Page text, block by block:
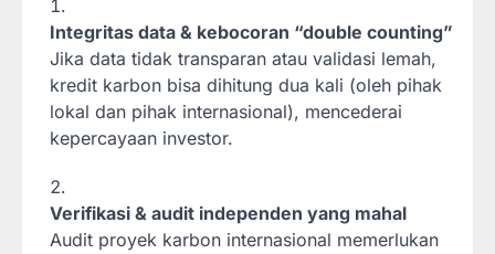
Integritas data & kebocoran “double counting”
Jika data tidak transparan atau validasi lemah,
kredit karbon bisa dihitung dua kali (oleh pihak
lokal dan pihak internasional), mencederai
kepercayaan investor.
Verifikasi & audit independen yang mahal
Audit proyek karbon internasional memerlukan